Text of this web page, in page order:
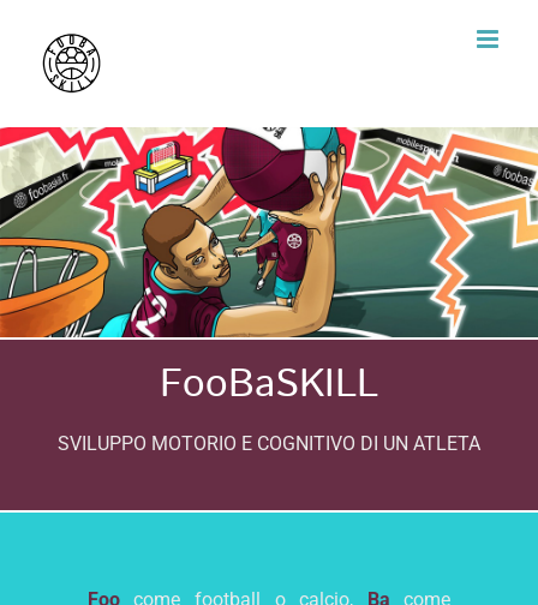
content
FooBaSKILL
SVILUPPO MOTORIO E COGNITIVO DI UN ATLETA
Foocome football o calcio, Ba come